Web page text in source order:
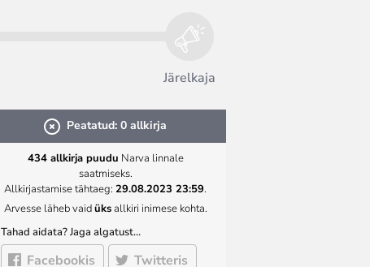
Järelkaja
Peatatud: 0 allkirja
434 allkirja puudu Narva linnale
saatmiseks.
Allkirjastamise tähtaeg: 29.08.2023 23:59.
Arvesse läheb vaidüksallkiri inimese kohta.
Tahad aidata? Jaga algatust…
Facebookis Twitteris